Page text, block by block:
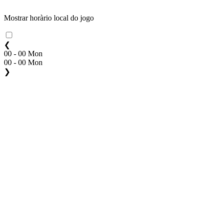
Mostrar horàrio local do jogo
❮
00 - 00 Mon
00 - 00 Mon
❯